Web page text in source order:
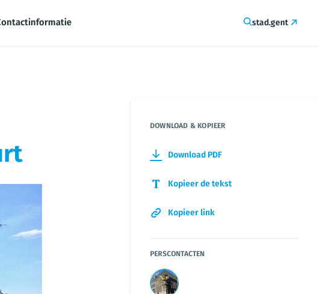
stad.gent
DOWNLOAD & KOPIEER
Download PDF
Kopieer de tekst
Kopieer link
PERSCONTACTEN